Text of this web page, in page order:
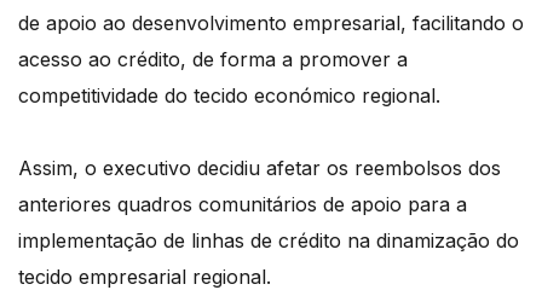
de apoio ao desenvolvimento empresarial, facilitando o
acesso ao crédito, de forma a promover a
competitividade do tecido económico regional.
Assim, o executivo decidiu afetar os reembolsos dos
anteriores quadros comunitários de apoio para a
implementação de linhas de crédito na dinamização do
tecido empresarial regional.